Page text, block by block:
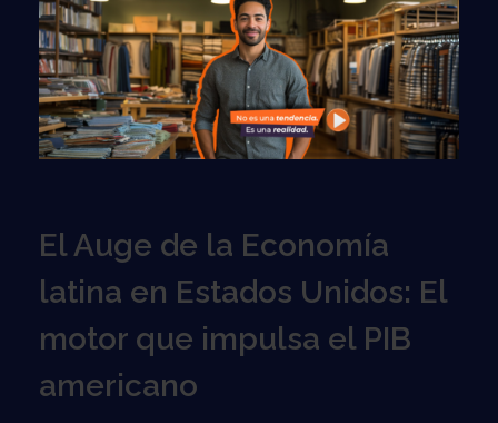
El Auge de la Economía
latina en Estados Unidos: El
motor que impulsa el PIB
americano